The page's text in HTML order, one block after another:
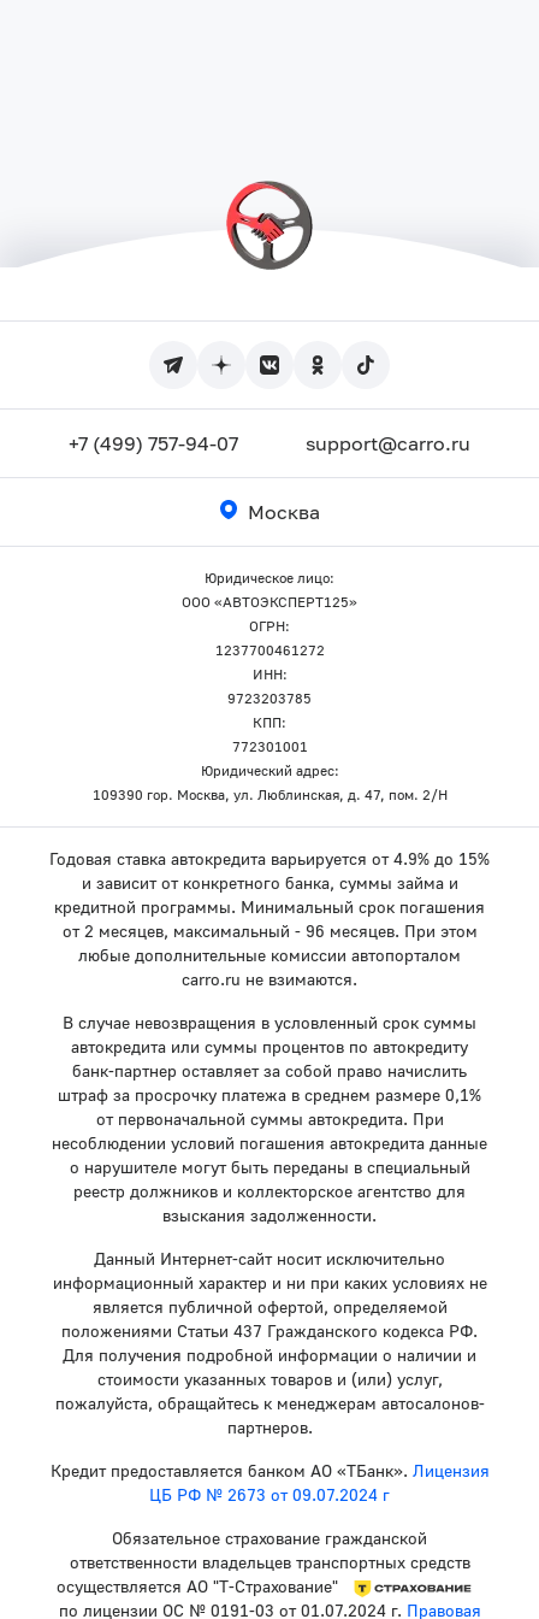
+7 (499) 757-94-07 support@carro.ru
Москва
Юридическое лицо:
ООО «АВТОЭКСПЕРТ125»
ОГРН:
1237700461272
ИНН:
9723203785
КПП:
772301001
Юридический адрес:
109390 гор. Москва, ул. Люблинская, д. 47, пом. 2/Н
Годовая ставка автокредита варьируется от 4.9% до 15%
и зависит от конкретного банка, суммы займа и
кредитной программы. Минимальный срок погашения
от 2 месяцев, максимальный - 96 месяцев. При этом
любые дополнительные комиссии автопорталом
carro.ru не взимаются.
В случае невозвращения в условленный срок суммы
автокредита или суммы процентов по автокредиту
банк-партнер оставляет за собой право начислить
штраф за просрочку платежа в среднем размере 0,1%
от первоначальной суммы автокредита. При
несоблюдении условий погашения автокредита данные
о нарушителе могут быть переданы в специальный
реестр должников и коллекторское агентство для
взыскания задолженности.
Данный Интернет-сайт носит исключительно
информационный характер и ни при каких условиях не
является публичной офертой, определяемой
положениями Статьи 437 Гражданского кодекса РФ.
Для получения подробной информации о наличии и
стоимости указанных товаров и (или) услуг,
пожалуйста, обращайтесь к менеджерам автосалонов-
партнеров.
Кредит предоставляется банком АО «ТБанк». Лицензия
ЦБ РФ № 2673 от 09.07.2024 г
Обязательное страхование гражданской
ответственности владельцев транспортных средств
осуществляется АО "Т-Страхование"
по лицензии ОС № 0191-03 от 01.07.2024 г. Правовая